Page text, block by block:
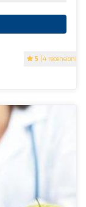
5 (4 recensioni)